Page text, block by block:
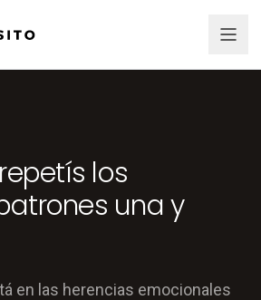
los
una y
en las herencias emocionales